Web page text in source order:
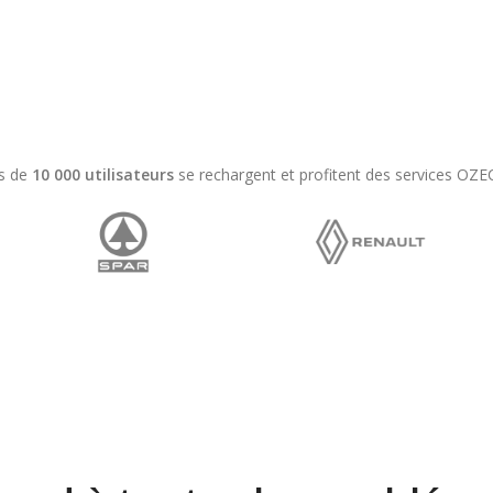
de 10 000 utilisateurs se rechargent et profitent des services